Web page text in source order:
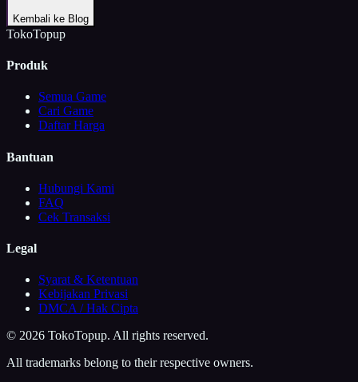
Kembali ke Blog
TokoTopup
Produk
Semua Game
Cari Game
Daftar Harga
Bantuan
Hubungi Kami
FAQ
Cek Transaksi
Legal
Syarat & Ketentuan
Kebijakan Privasi
DMCA / Hak Cipta
© 2026 TokoTopup. All rights reserved.
All trademarks belong to their respective owners.